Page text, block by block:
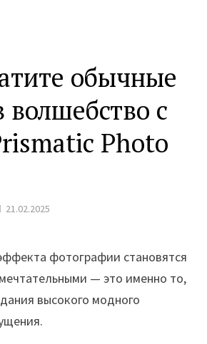
обычные
с
Photo
21.02.2025
фотографии становятся
— это именно то,
высокого модного